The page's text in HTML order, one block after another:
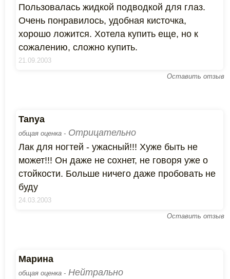
Пользовалась жидкой подводкой для глаз.
Очень понравилось, удобная кисточка,
хорошо ложится. Хотела купить еще, но к
сожалению, сложно купить.
21.09.2003
Оставить отзыв
Tanya
общая оценка - Отрицательно
Лак для ногтей - ужасный!!! Хуже быть не
может!!! Он даже не сохнет, не говоря уже о
стойкости. Больше ничего даже пробовать не
буду
24.03.2003
Оставить отзыв
Марина
общая оценка - Нейтрально